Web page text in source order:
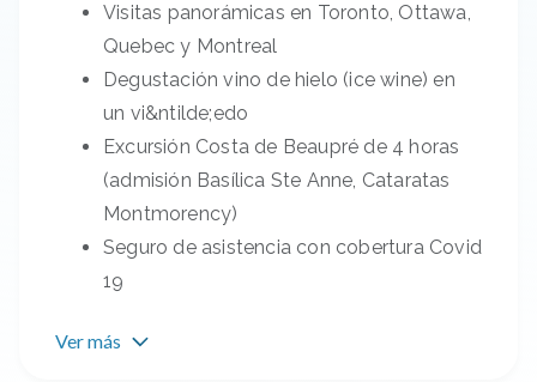
Visitas panorámicas en Toronto, Ottawa,
Quebec y Montreal
Degustación vino de hielo (ice wine) en
un vi&ntilde;edo
Excursión Costa de Beaupré de 4 horas
(admisión Basílica Ste Anne, Cataratas
Montmorency)
Seguro de asistencia con cobertura Covid
19
Ver más